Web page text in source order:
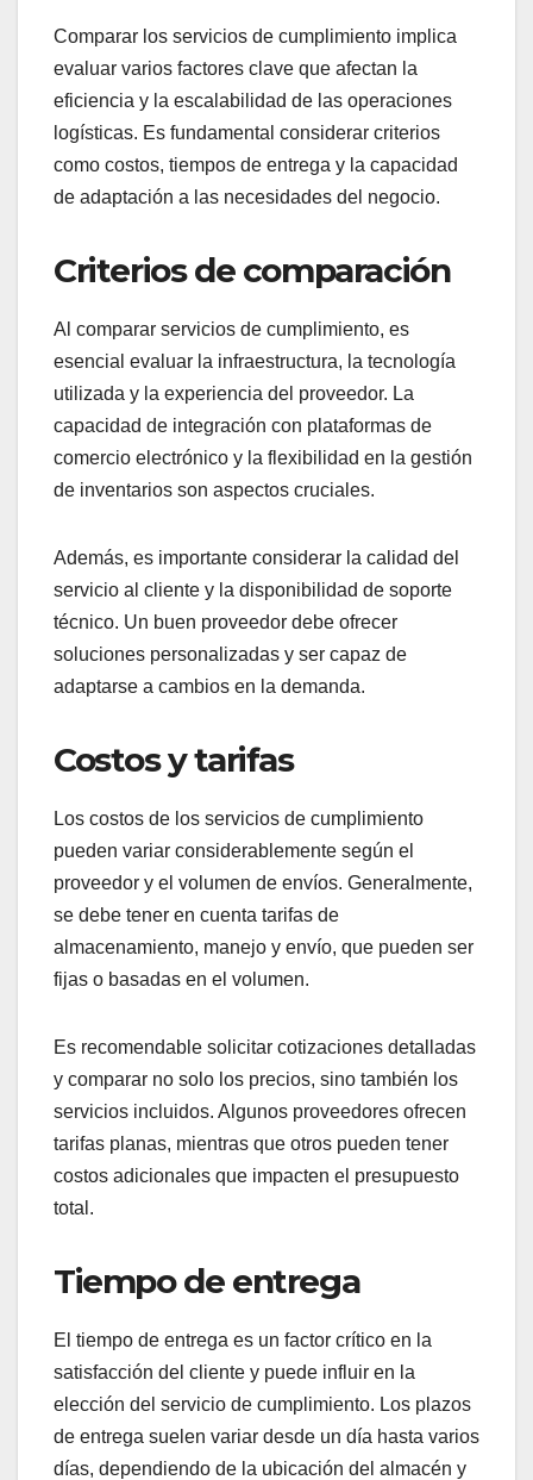
Comparar los servicios de cumplimiento implica
evaluar varios factores clave que afectan la
eficiencia y la escalabilidad de las operaciones
logísticas. Es fundamental considerar criterios
como costos, tiempos de entrega y la capacidad
de adaptación a las necesidades del negocio.
Criterios de comparación
Al comparar servicios de cumplimiento, es
esencial evaluar la infraestructura, la tecnología
utilizada y la experiencia del proveedor. La
capacidad de integración con plataformas de
comercio electrónico y la flexibilidad en la gestión
de inventarios son aspectos cruciales.
Además, es importante considerar la calidad del
servicio al cliente y la disponibilidad de soporte
técnico. Un buen proveedor debe ofrecer
soluciones personalizadas y ser capaz de
adaptarse a cambios en la demanda.
Costos y tarifas
Los costos de los servicios de cumplimiento
pueden variar considerablemente según el
proveedor y el volumen de envíos. Generalmente,
se debe tener en cuenta tarifas de
almacenamiento, manejo y envío, que pueden ser
fijas o basadas en el volumen.
Es recomendable solicitar cotizaciones detalladas
y comparar no solo los precios, sino también los
servicios incluidos. Algunos proveedores ofrecen
tarifas planas, mientras que otros pueden tener
costos adicionales que impacten el presupuesto
total.
Tiempo de entrega
El tiempo de entrega es un factor crítico en la
satisfacción del cliente y puede influir en la
elección del servicio de cumplimiento. Los plazos
de entrega suelen variar desde un día hasta varios
días, dependiendo de la ubicación del almacén y